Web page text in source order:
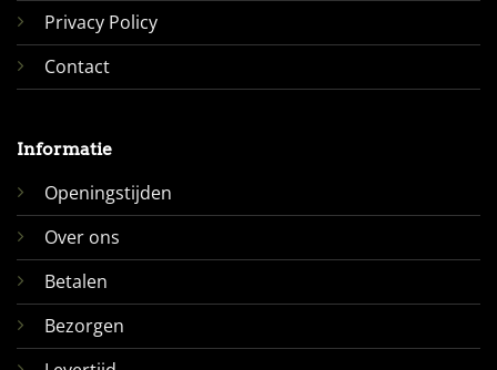
Privacy Policy
Contact
Informatie
Openingstijden
Over ons
Betalen
Bezorgen